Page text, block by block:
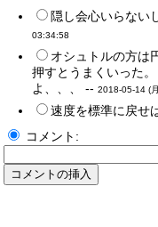
隠し会心いらない
03:34:58
オシュトルの方は
押すとうまくいった
よ、、、 --2018-05-14 (
速度を標準に戻せ
コメント: